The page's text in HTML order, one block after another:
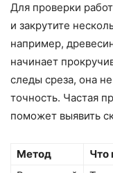
Для проверки
и закрутите
например,
начинает
следы среза, она
точность. Частая
поможет выявить
Метод Что